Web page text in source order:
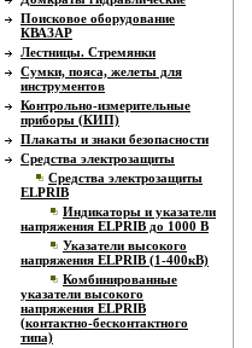
Поисковое оборудование
КВАЗАР
Лестницы. Стремянки
Сумки, пояса, желеты для
инструментов
Контрольно-измерительные
приборы (КИП)
Плакаты и знаки безопасности
Средства электрозащиты
Средства электрозащиты
ELPRIB
Индикаторы и указатели
напряжения ELPRIB до 1000 В
Указатели высокого
напряжения ELPRIB (1-400кВ)
Комбинированные
указатели высокого
напряжения ELPRIB
(контактно-бесконтактного
типа)